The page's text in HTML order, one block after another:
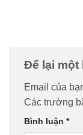
Để lại một
Email của
Các trường
Bình luận *